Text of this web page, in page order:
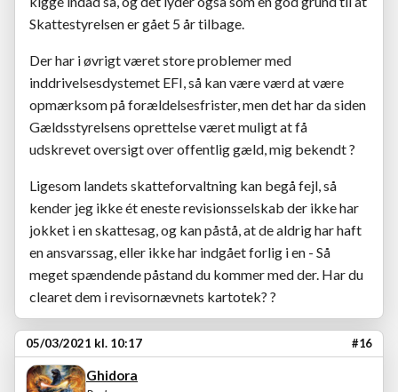
Skattestyrelsen er gået 5 år tilbage.
Der har i øvrigt været store problemer med
inddrivelsesdystemet EFI, så kan være værd at være
opmærksom på forældelsesfrister, men det har da siden
Gældsstyrelsens oprettelse været muligt at få
udskrevet oversigt over offentlig gæld, mig bekendt ?
Ligesom landets skatteforvaltning kan begå fejl, så
kender jeg ikke ét eneste revisionsselskab der ikke har
jokket i en skattesag, og kan påstå, at de aldrig har haft
en ansvarssag, eller ikke har indgået forlig i en - Så
meget spændende påstand du kommer med der. Har du
clearet dem i revisornævnets kartotek? ?
05/03/2021 kl. 10:17 #16
Ghidora